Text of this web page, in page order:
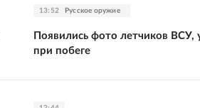
13:52 Русское оружие
Появились фото летчиков ВСУ,
при побеге